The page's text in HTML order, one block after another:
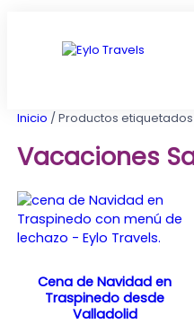
contenido
Inicio / Productos
Vacaciones
Cena de Navidad en
Traspinedo desde
Valladolid